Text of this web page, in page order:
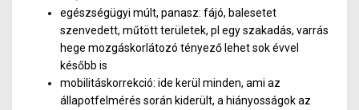
egészségügyi múlt, panasz: fájó, balesetet
szenvedett, műtött területek, pl egy szakadás, varrás
hege mozgáskorlátozó tényező lehet sok évvel
később is
mobilitáskorrekció: ide kerül minden, ami az
állapotfelmérés során kiderült, a hiányosságok az